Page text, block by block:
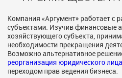
Компания «Аргумент» работает
субъектами. Изучив финансовые
хозяйствующего субъекта,
необходимости прекращения
Возможно альтернативное
реорганизация юридического лица
переходом прав ведения бизнеса.